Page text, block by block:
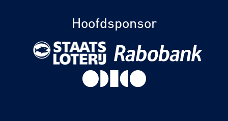
Hoofdsponsor